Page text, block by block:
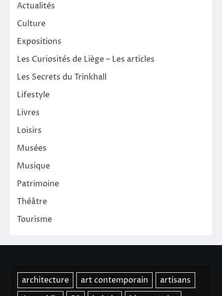
Actualités
Culture
Expositions
Les Curiosités de Liège – Les articles
Les Secrets du Trinkhall
Lifestyle
Livres
Loisirs
Musées
Musique
Patrimoine
Théâtre
Tourisme